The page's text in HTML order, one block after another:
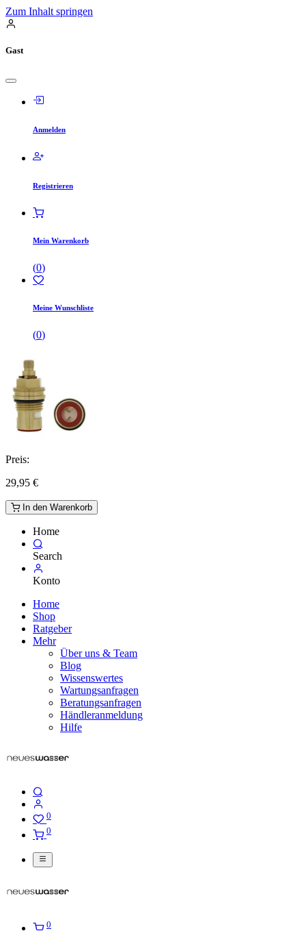
Zum Inhalt springen
Gast
Anmelden
Registrieren
Mein Warenkorb
(0)
Meine Wunschliste
(0)
Preis:
29,95 €
In den Warenkorb
Home
Search
Konto
Home
Shop
Ratgeber
Mehr
Über uns & Team
Blog
Wissenswertes
Wartungsanfragen
Beratungsanfragen
Händleranmeldung
Hilfe
0
0
0